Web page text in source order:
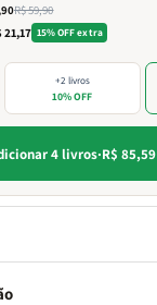
R$ 59,90
21,17 15% OFF extra
+2 livros
10% OFF
4 livros·R$ 85,59